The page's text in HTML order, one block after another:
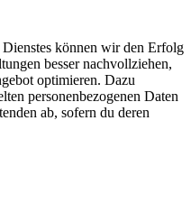
können wir den Erfolg
besser nachvollziehen,
optimieren. Dazu
personenbezogenen Daten
ab, sofern du deren